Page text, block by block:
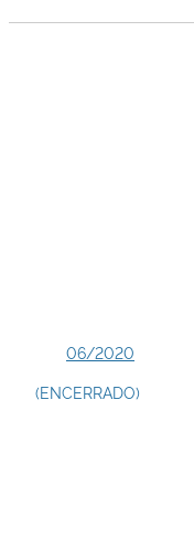
06/2020
(ENCERRADO)